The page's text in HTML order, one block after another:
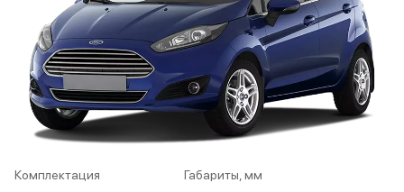
Комплектация
Габариты, мм